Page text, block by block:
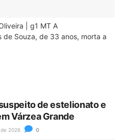
| g1 MT A
de Souza, de 33 anos, morta a
de estelionato e
Várzea Grande
2026 0